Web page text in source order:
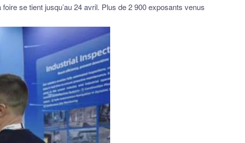
se tient jusqu’au 24 avril. Plus de 2 900 exposants venus